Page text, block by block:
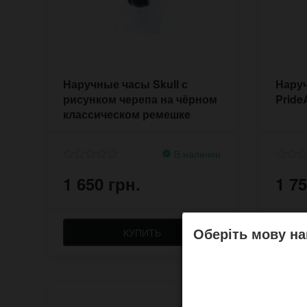
Наручные часы Skull с
рисунком черепа на чёрном
классическом ремешке
В наличии
1 650 грн.
КУПИТЬ
1
Оберіть мову